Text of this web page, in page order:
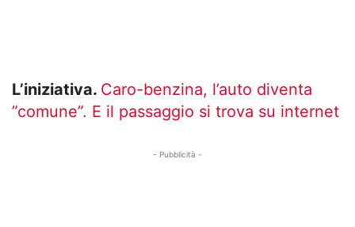
L’iniziativa. Caro-benzina, l’auto diventa
”comune”. E il passaggio si trova su internet
- Pubblicità -